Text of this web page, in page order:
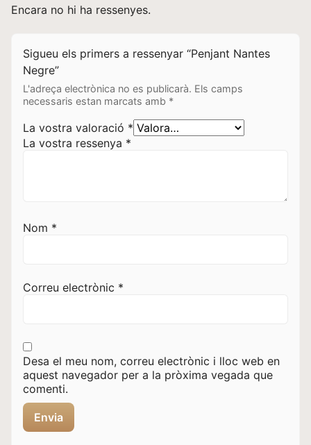
Encara no hi ha ressenyes.
Sigueu els primers a ressenyar “Penjant Nantes
Negre”
L'adreça electrònica no es publicarà. Els camps
necessaris estan marcats amb *
La vostra valoració *
La vostra ressenya *
Nom *
Correu electrònic *
Desa el meu nom, correu electrònic i lloc web en
aquest navegador per a la pròxima vegada que
comenti.